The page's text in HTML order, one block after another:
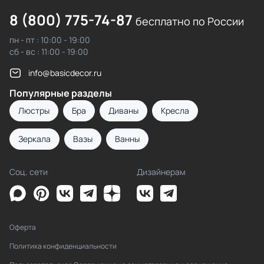
8 (800) 775-74-87 бесплатно по России
пн - пт : 10:00 - 19:00
сб - вс : 11:00 - 19:00
info@basicdecor.ru
Популярные разделы
Люстры Бра Диваны Кресла
Зеркала Вазы Ванны
Соц. сети Дизайнерам
Оферта
Политика конфиденциальности